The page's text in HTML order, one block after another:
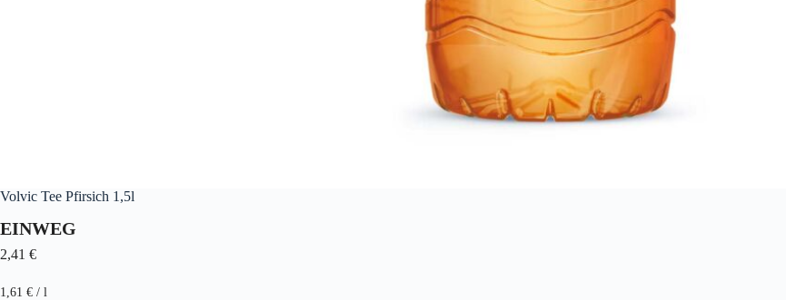
Volvic Tee Pfirsich 1,5l
EINWEG
2,41 €
1,61 € / l